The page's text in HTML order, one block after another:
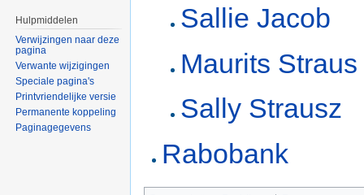
Sallie Jacob
Maurits Straus
Sally Strausz
Rabobank
Hulpmiddelen
Verwijzingen naar deze
pagina
Verwante wijzigingen
Speciale pagina's
Printvriendelijke versie
Permanente koppeling
Paginagegevens